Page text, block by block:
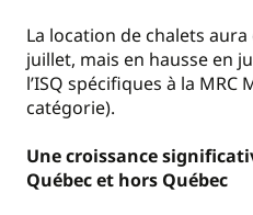
La location de chalets
juillet, mais en hausse en
l’ISQ spécifiques à la
catégorie).
Une croissance
Québec et hors Québec